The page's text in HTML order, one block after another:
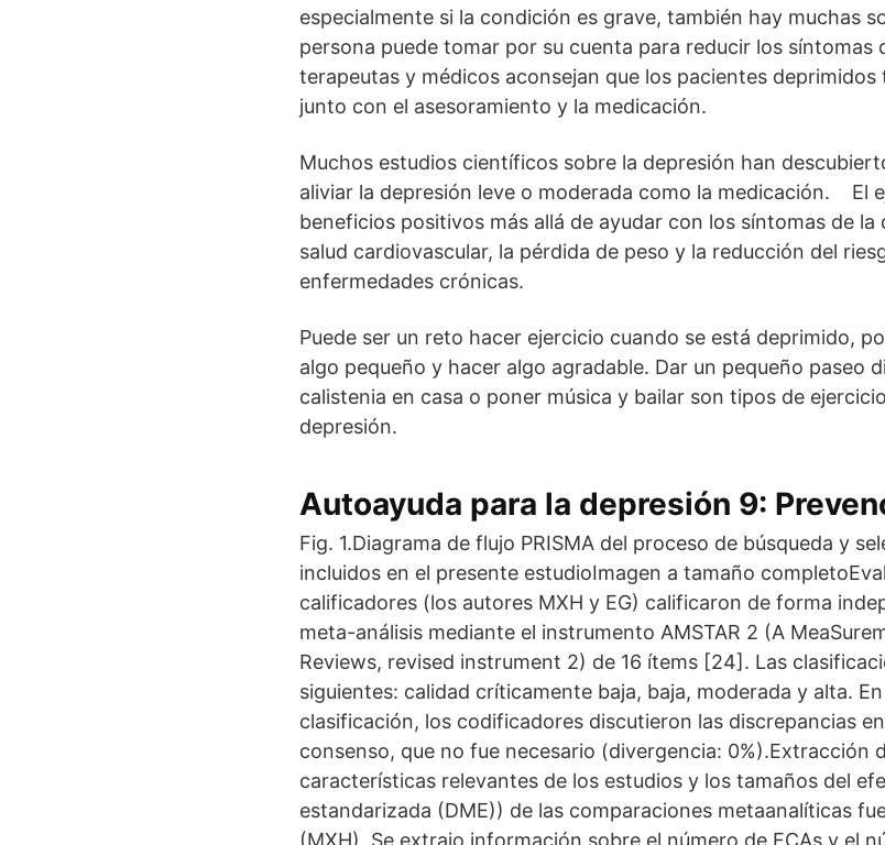
especialmente si la condición es grave, también hay muchas
persona puede tomar por su cuenta para reducir los síntomas
terapeutas y médicos aconsejan que los pacientes
junto con el asesoramiento y la medicación.
Muchos estudios científicos sobre la depresión han
aliviar la depresión leve o moderada como la medicación. El
beneficios positivos más allá de ayudar con los síntomas de la
salud cardiovascular, la pérdida de peso y la reducción del
enfermedades crónicas.
Puede ser un reto hacer ejercicio cuando se está deprimido,
algo pequeño y hacer algo agradable. Dar un pequeño paseo
calistenia en casa o poner música y bailar son tipos de
depresión.
Autoayuda para la depresión 9:
Fig. 1.Diagrama de flujo PRISMA del proceso de búsqueda y
incluidos en el presente estudioImagen a tamaño
calificadores (los autores MXH y EG) calificaron de forma
meta-análisis mediante el instrumento AMSTAR 2 (A
Reviews, revised instrument 2) de 16 ítems [24]. Las
siguientes: calidad críticamente baja, baja, moderada y alta.
clasificación, los codificadores discutieron las discrepancias
consenso, que no fue necesario (divergencia: 0%).Extracción
características relevantes de los estudios y los tamaños del
estandarizada (DME)) de las comparaciones metaanalíticas
(MXH). Se extrajo información sobre el número de ECAs y el